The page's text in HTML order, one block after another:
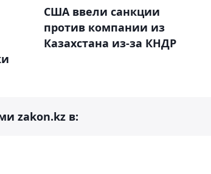
США ввели санкции
против компании из
Казахстана из-за КНДР
zakon.kz в: